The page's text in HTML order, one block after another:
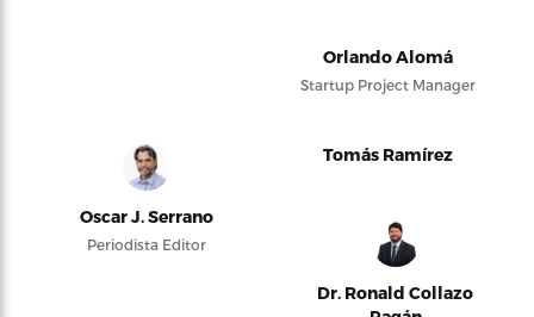
Orlando Alomá
Startup Project Manager
Oscar J. Serrano
Periodista Editor
Tomás Ramírez
Dr. Ronald Collazo